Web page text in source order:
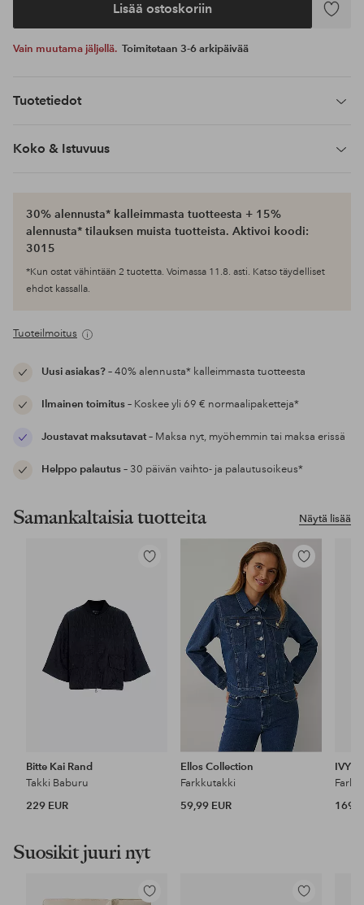
Lisää ostoskoriin
Lisää
Vain muutama jäljellä. Toimitetaan 3-6 arkipäivää
Tuotetiedot
Koko & Istuvuus
30% alennusta* kalleimmasta tuotteesta + 15%
alennusta* tilauksen muista tuotteista. Aktivoi koodi:
3015
*Kun ostat vähintään 2 tuotetta. Voimassa 11.8. asti. Katso täydelliset
ehdot kassalla.
Tuoteilmoitus
Uusi asiakas?– 40% alennusta* kalleimmasta tuotteesta
Ilmainen toimitus– Koskee yli 69 € normaalipaketteja*
Joustavat maksutavat– Maksa nyt, myöhemmin tai maksa erissä
Helppo palautus– 30 päivän vaihto- ja palautusoikeus*
Näytä lisää
Samankaltaisia tuotteita
Lisää
Bitte Kai Rand
Takki Baburu
229 EUR
Lisää
Ellos Collection
Farkkutakki
59,99 EUR
IVY
169
Suosikit juuri nyt
Lisää Lisää